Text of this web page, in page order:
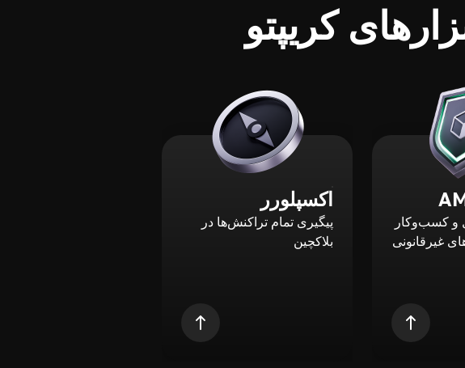
کریپتو
و کسب‌وکار
غیرقانونی
اکسپلورر
پیگیری تمام تراکنش‌ها در
بلاکچین